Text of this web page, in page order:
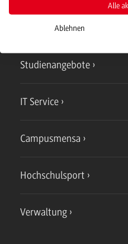
Studienangebote
IT Service
Campusmensa
Hochschulsport
Verwaltung
Alle
Ablehnen